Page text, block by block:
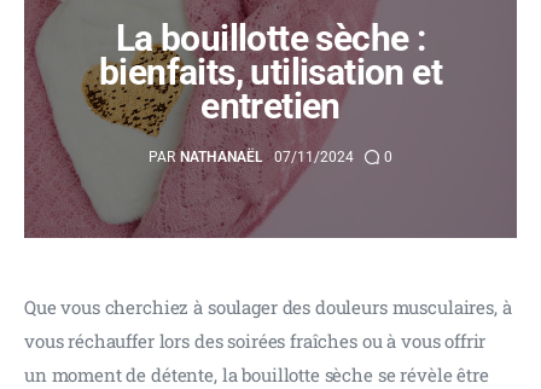
Vie Pratique
Psychologie
Bien-être
Hygiène
La bouillotte sèche :
bienfaits, utilisation et
entretien
PAR NATHANAËL 07/11/2024 0
Que vous cherchiez à soulager des douleurs musculaires, à
vous réchauffer lors des soirées fraîches ou à vous offrir
un moment de détente, la bouillotte sèche se révèle être